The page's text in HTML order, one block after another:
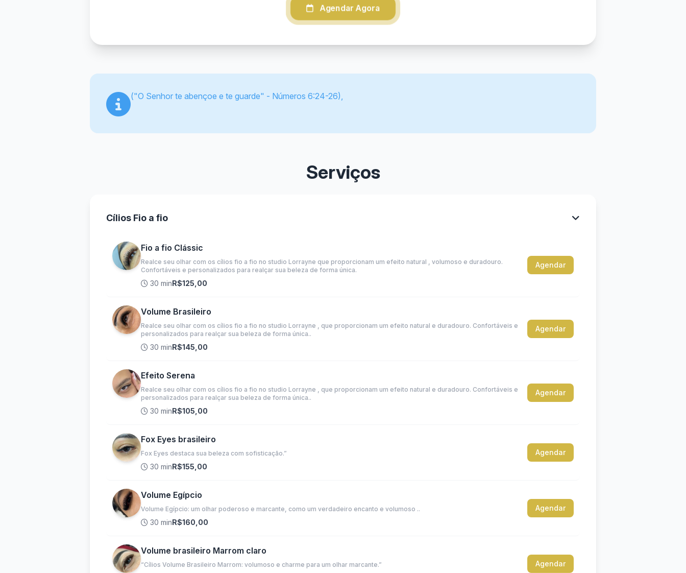
Agendar Agora
("O Senhor te abençoe e te guarde" - Números 6:24-26),
Serviços
Cílios Fio a fio
Fio a fio Clássic
Realce seu olhar com os cílios fio a fio no studio Lorrayne que proporcionam um efeito natural , volumoso e duradouro.
Confortáveis e personalizados para realçar sua beleza de forma única.
30 minR$125,00
Agendar
Volume Brasileiro
Realce seu olhar com os cílios fio a fio no studio Lorrayne , que proporcionam um efeito natural e duradouro. Confortáveis e
personalizados para realçar sua beleza de forma única..
30 minR$145,00
Agendar
Efeito Serena
Realce seu olhar com os cílios fio a fio no studio Lorrayne , que proporcionam um efeito natural e duradouro. Confortáveis e
personalizados para realçar sua beleza de forma única..
30 minR$105,00
Agendar
Fox Eyes brasileiro
Fox Eyes destaca sua beleza com sofisticação.”
30 minR$155,00
Agendar
Volume Egípcio
Volume Egípcio: um olhar poderoso e marcante, como um verdadeiro encanto e volumoso ..
30 minR$160,00
Agendar
Volume brasileiro Marrom claro
“Cílios Volume Brasileiro Marrom: volumoso e charme para um olhar marcante.” Agendar